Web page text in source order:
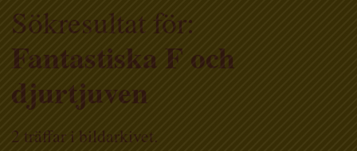
Sökresultat för:
Fantastiska F och
djurtjuven
2 träffar i bildarkivet.